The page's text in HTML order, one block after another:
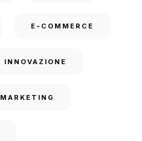
E-COMMERCE
INNOVAZIONE
MARKETING